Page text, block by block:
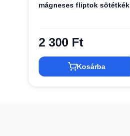
mágneses fliptok sötétkék
2 300 Ft
Kosárba